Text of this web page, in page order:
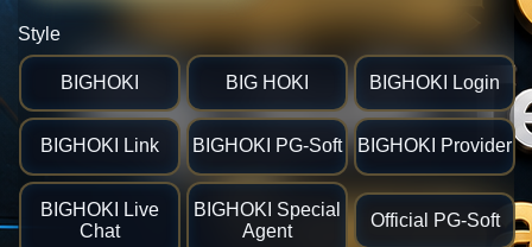
Style
BIGHOKI BIG HOKI BIGHOKI Login
BIGHOKI Link BIGHOKI PG-Soft BIGHOKI Provider
BIGHOKI Live
Chat
BIGHOKI Special
Agent
Official PG-Soft
🎯